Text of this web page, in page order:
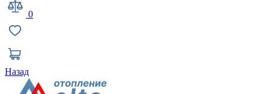
0
Назад